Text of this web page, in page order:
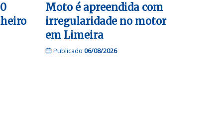
Moto é apreendida com
irregularidade no motor
em Limeira
Publicado 06/08/2026